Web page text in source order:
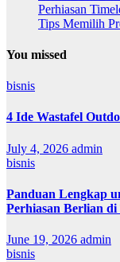
Perhiasan
Tips Memilih
You missed
bisnis
4 Ide Wastafel
July 4, 2026 admin
bisnis
Panduan Lengkap
Perhiasan Berlian
June 19, 2026 admin
bisnis